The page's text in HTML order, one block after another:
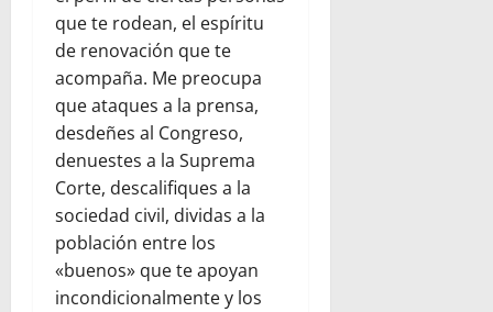
que te rodean, el espíritu
de renovación que te
acompaña. Me preocupa
que ataques a la prensa,
desdeñes al Congreso,
denuestes a la Suprema
Corte, descalifiques a la
sociedad civil, dividas a la
población entre los
«buenos» que te apoyan
incondicionalmente y los